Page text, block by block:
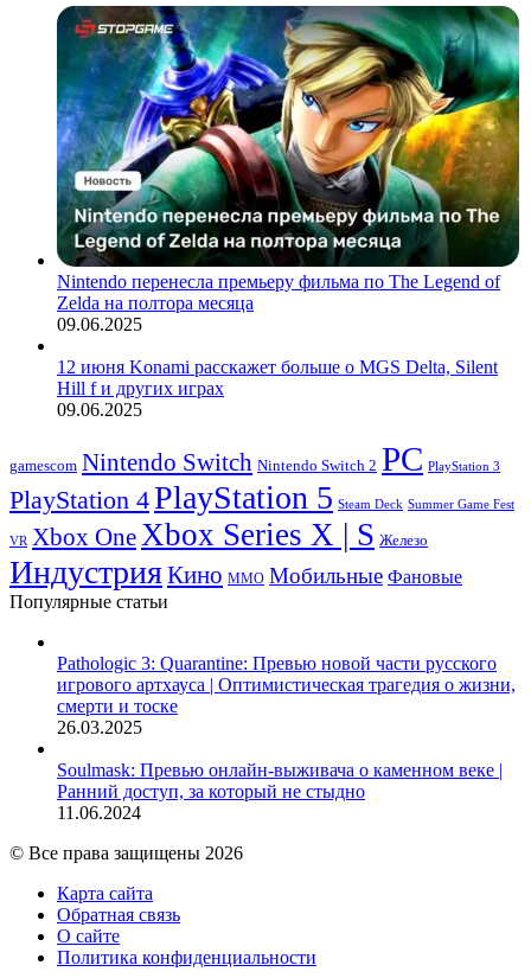
Nintendo перенесла премьеру фильма по The Legend of
Zelda на полтора месяца
09.06.2025
12 июня Konami расскажет больше о MGS Delta, Silent
Hill f и других играх
09.06.2025
gamescom Nintendo Switch Nintendo Switch 2 PC PlayStation 3
PlayStation 4PlayStation 5 Steam Deck Summer Game Fest
VR Xbox OneXbox Series X | S Железо
ИндустрияКино ММО Мобильные Фановые
Популярные статьи
Pathologic 3: Quarantine: Превью новой части русского
игрового артхауса | Оптимистическая трагедия о жизни,
смерти и тоске
26.03.2025
Soulmask: Превью онлайн-выживача о каменном веке |
Ранний доступ, за который не стыдно
11.06.2024
© Все права защищены 2026
Карта сайта
Обратная связь
О сайте
Политика конфиденциальности